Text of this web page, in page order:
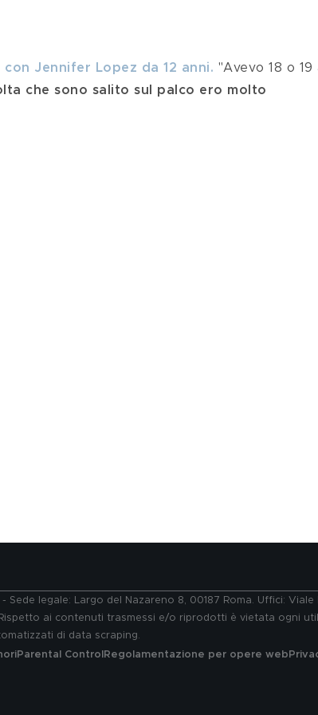
Jennifer Lopez da 12 anni. "Avevo 18 o
che sono salito sul palco ero molto
Sede legale: Largo del Nazareno 8, 00187 Roma. Uffici:
ai contenuti trasmessi e/o riprodotti è vietata ogni
di data scraping.
Parental Control Regolamentazione per opere web